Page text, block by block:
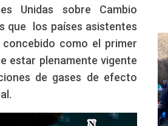
Unidas sobre Cambio
que los países asistentes
como el primer
estar plenamente vigente
de gases de efecto